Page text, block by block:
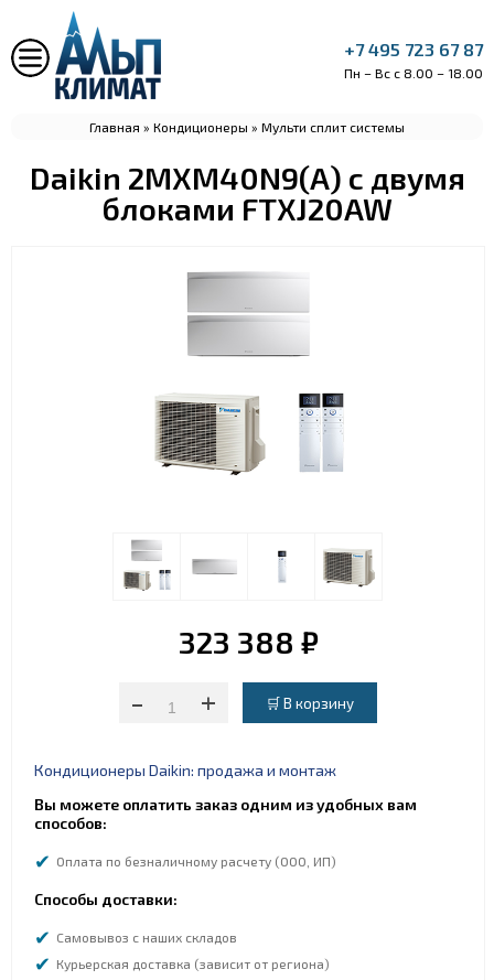
+7 495 723 67 87
Пн – Вс с 8.00 – 18.00
Главная » Кондиционеры » Мульти сплит системы
Daikin 2MXM40N9(A) с двумя
блоками FTXJ20AW
323 388 ₽
-
+
Кондиционеры Daikin: продажа и монтаж
Вы можете оплатить заказ одним из удобных вам
способов:
Оплата по безналичному расчету (ООО, ИП)
Способы доставки:
Самовывоз с наших складов
Курьерская доставка (зависит от региона)